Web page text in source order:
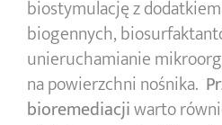
biostymulację z
biogennych,
unieruchamianie
na powierzchni nośnika.
bioremediacjiwarto